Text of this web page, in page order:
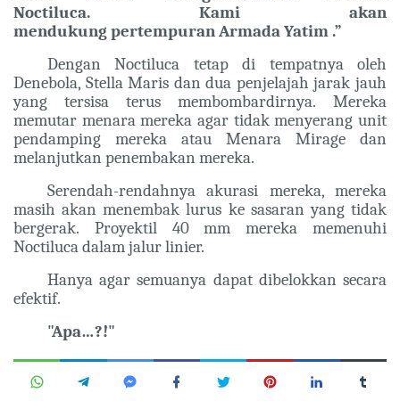
Noctiluca. Kami akan
mendukung pertempuran Armada Yatim .”
Dengan Noctiluca tetap di tempatnya oleh
Denebola, Stella Maris dan dua penjelajah jarak jauh
yang tersisa terus membombardirnya. Mereka
memutar menara mereka agar tidak menyerang unit
pendamping mereka atau Menara Mirage dan
melanjutkan penembakan mereka.
Serendah-rendahnya akurasi mereka, mereka
masih akan menembak lurus ke sasaran yang tidak
bergerak. Proyektil 40 mm mereka memenuhi
Noctiluca dalam jalur linier.
Hanya agar semuanya dapat dibelokkan secara
efektif.
"Apa…?!"
“Ini sangat besar…!”